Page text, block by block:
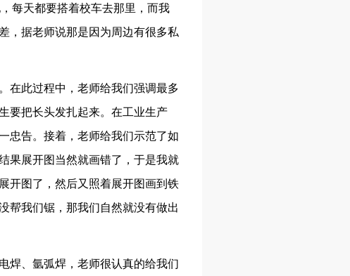
每天都要搭着校车去那里，而我
，据老师说那是因为周边有很多私
在此过程中，老师给我们强调最多
要把长头发扎起来。在工业生产
忠告。接着，老师给我们示范了如
果展开图当然就画错了，于是我就
开图了，然后又照着展开图画到铁
帮我们锯，那我们自然就没有做出
焊、氩弧焊，老师很认真的给我们